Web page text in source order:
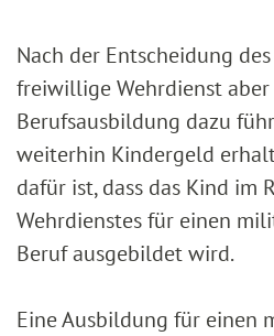
Nach der Entscheidung
freiwillige Wehrdienst
Berufsausbildung dazu
weiterhin Kindergeld
dafür ist, dass das Kind im
Wehrdienstes für einen
Beruf ausgebildet wird.
Eine Ausbildung für einen